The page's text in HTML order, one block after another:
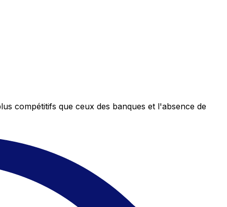
compétitifs que ceux des banques et l'absence de